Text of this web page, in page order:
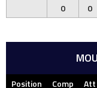
0
0
Position Comp Att